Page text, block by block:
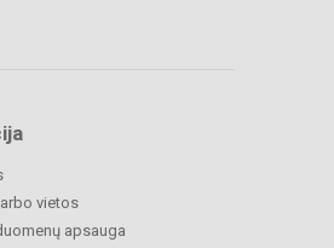
vietos
apsauga